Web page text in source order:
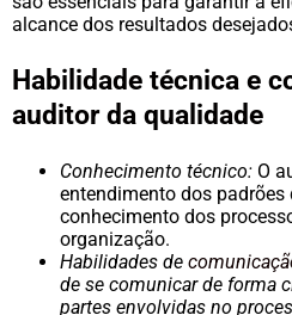
alcance dos resultados
Habilidade técnica e
auditor da qualidade
Conhecimento técnico: O
entendimento dos
conhecimento dos
organização.
Habilidades de
de se comunicar de forma
partes envolvidas no